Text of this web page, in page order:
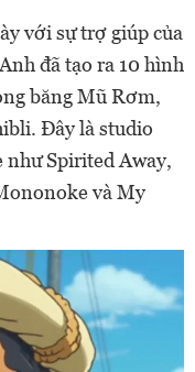
với sự trợ giúp của
đã tạo ra 10 hình
băng Mũ Rơm,
Đây là studio
như Spirited Away,
và My